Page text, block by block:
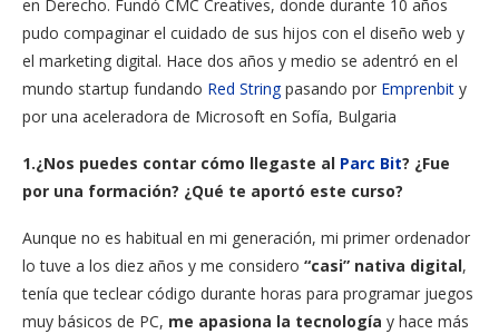
en Derecho. Fundó CMC Creatives, donde durante 10 años
pudo compaginar el cuidado de sus hijos con el diseño web y
el marketing digital. Hace dos años y medio se adentró en el
mundo startup fundando Red Stringpasando por Emprenbit y
por una aceleradora de Microsoft en Sofía, Bulgaria
1.¿Nos puedes contar cómo llegaste al Parc Bit? ¿Fue
por una formación? ¿Qué te aportó este curso?
Aunque no es habitual en mi generación, mi primer ordenador
lo tuve a los diez años y me considero “casi” nativa digital,
tenía que teclear código durante horas para programar juegos
muy básicos de PC, me apasiona la tecnología y hace más